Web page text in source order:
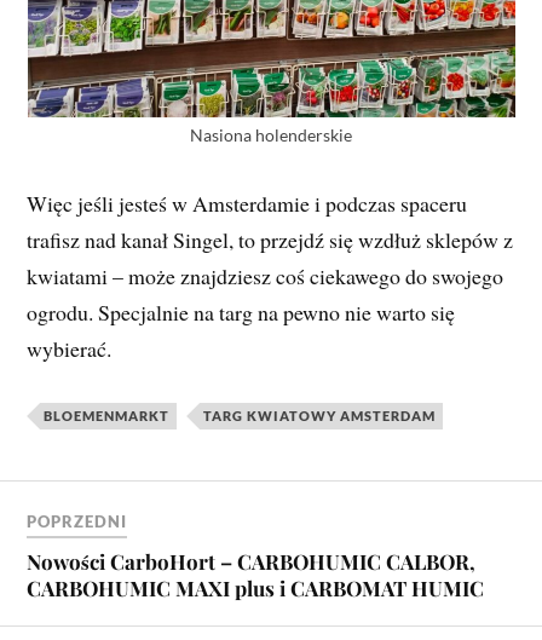
Nasiona holenderskie
Więc jeśli jesteś w Amsterdamie i podczas spaceru
trafisz nad kanał Singel, to przejdź się wzdłuż sklepów z
kwiatami – może znajdziesz coś ciekawego do swojego
ogrodu. Specjalnie na targ na pewno nie warto się
wybierać.
BLOEMENMARKT TARG KWIATOWY AMSTERDAM
POPRZEDNI
Nowości CarboHort – CARBOHUMIC CALBOR,
CARBOHUMIC MAXI plus i CARBOMAT HUMIC